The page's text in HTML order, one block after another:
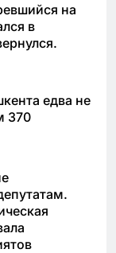
на
в
едва не
370